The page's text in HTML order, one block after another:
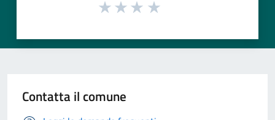
Contatta il comune